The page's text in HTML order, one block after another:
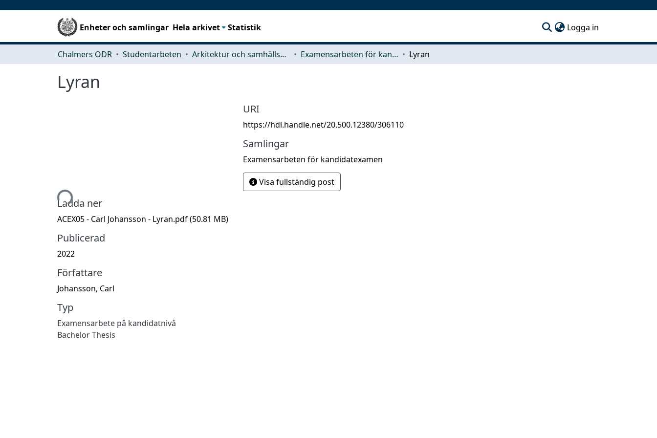
Enheter och samlingar Hela arkivet Statistik Logga in
Chalmers ODR Studentarbeten Arkitektur och samhällsbyggnadsteknik (ACE) Examensarbeten för kandidatexamen Lyran
Lyran
Hämtar...
Ladda ner
ACEX05 - Carl Johansson - Lyran.pdf(50.81 MB)
Publicerad
2022
Författare
Johansson, Carl
Typ
Examensarbete på kandidatnivå
Bachelor Thesis
URI
https://hdl.handle.net/20.500.12380/306110
Samlingar
Examensarbeten för kandidatexamen
Visa fullständig post